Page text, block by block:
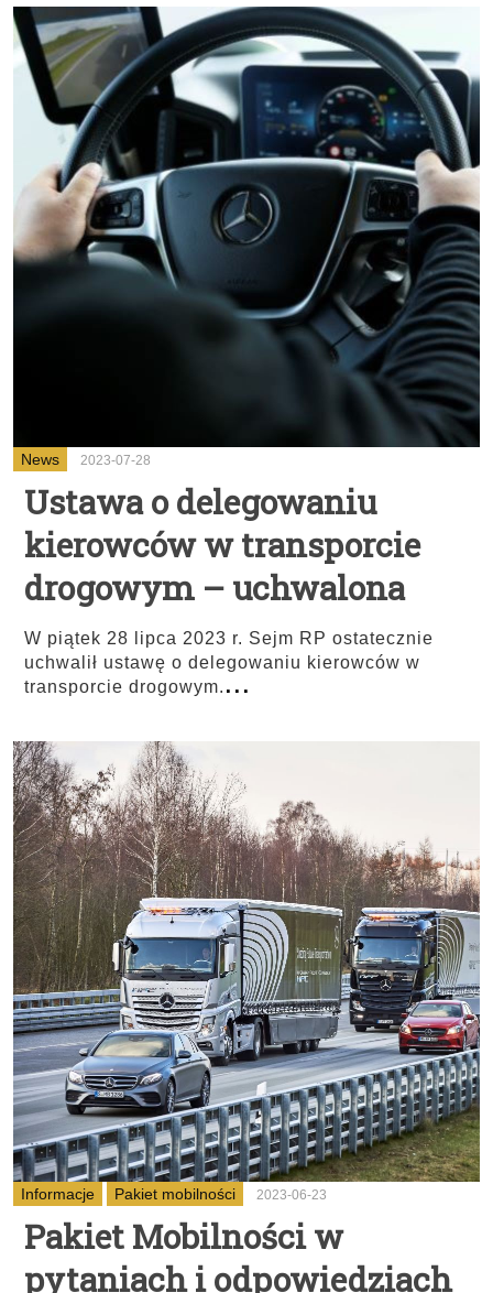
News 2023-07-28
Ustawa o delegowaniu
kierowców w transporcie
drogowym – uchwalona
W piątek 28 lipca 2023 r. Sejm RP ostatecznie
uchwalił ustawę o delegowaniu kierowców w
transporcie drogowym. ...
Informacje Pakiet mobilności 2023-06-23
Pakiet Mobilności w
pytaniach i odpowiedziach